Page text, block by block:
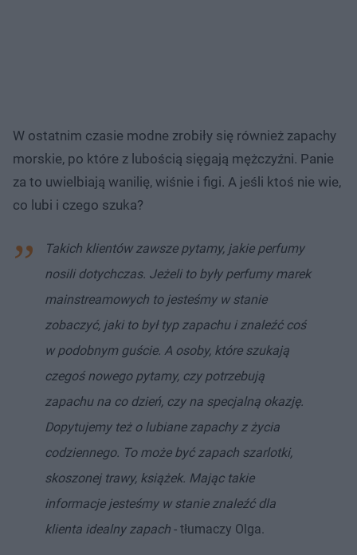
W ostatnim czasie modne zrobiły się również zapachy
morskie, po które z lubością sięgają mężczyźni. Panie
za to uwielbiają wanilię, wiśnie i figi. A jeśli ktoś nie wie,
co lubi i czego szuka?
Takich klientów zawsze pytamy, jakie perfumy
nosili dotychczas. Jeżeli to były perfumy marek
mainstreamowych to jesteśmy w stanie
zobaczyć, jaki to był typ zapachu i znaleźć coś
w podobnym guście. A osoby, które szukają
czegoś nowego pytamy, czy potrzebują
zapachu na co dzień, czy na specjalną okazję.
Dopytujemy też o lubiane zapachy z życia
codziennego. To może być zapach szarlotki,
skoszonej trawy, książek. Mając takie
informacje jesteśmy w stanie znaleźć dla
klienta idealny zapach - tłumaczy Olga.